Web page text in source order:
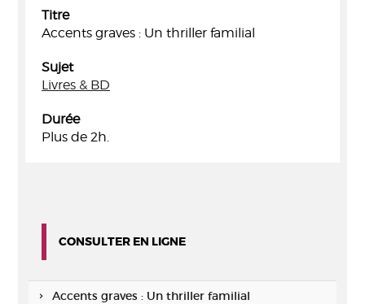
Titre
Accents graves : Un thriller familial
Sujet
Livres & BD
Durée
Plus de 2h.
CONSULTER EN LIGNE
Accents graves : Un thriller familial